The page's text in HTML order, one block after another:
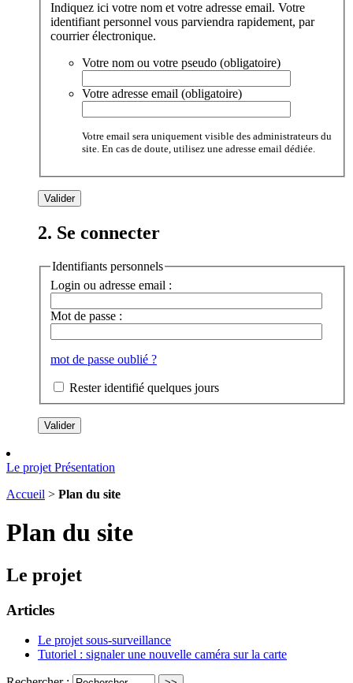
Indiquez ici votre nom et votre adresse email. Votre
identifiant personnel vous parviendra rapidement, par
courrier électronique.
Votre nom ou votre pseudo (obligatoire)
Votre adresse email (obligatoire)
Votre email sera uniquement visible des administrateurs du
site. En cas de doute, utilisez une adresse email dédiée.
2. Se connecter
Identifiants personnels
Login ou adresse email :
Mot de passe :
mot de passe oublié ?
Rester identifié quelques jours
Le projet Présentation
Accueil > Plan du site
Plan du site
Le projet
Articles
Le projet sous-surveillance
Tutoriel : signaler une nouvelle caméra sur la carte